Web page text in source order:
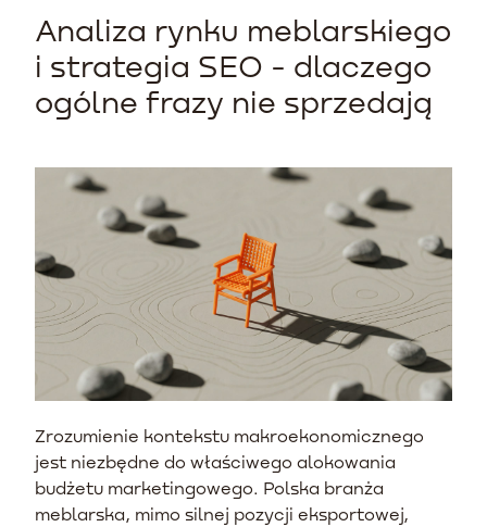
Analiza rynku meblarskiego
i strategia SEO - dlaczego
ogólne frazy nie sprzedają
Zrozumienie kontekstu makroekonomicznego
jest niezbędne do właściwego alokowania
budżetu marketingowego. Polska branża
meblarska, mimo silnej pozycji eksportowej,